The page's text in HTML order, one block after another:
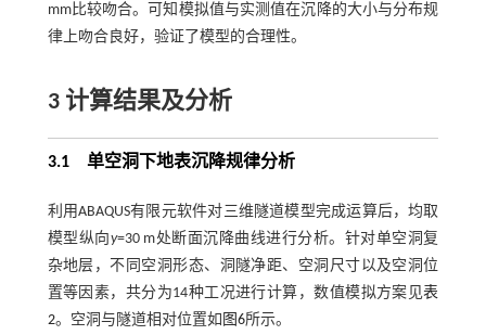
mm比较吻合。可知模拟值与实测值在沉降的大小与分布规
律上吻合良好，验证了模型的合理性。
3 计算结果及分析
3.1单空洞下地表沉降规律分析
利用ABAQUS有限元软件对三维隧道模型完成运算后，均取
模型纵向y=30 m处断面沉降曲线进行分析。针对单空洞复
杂地层，不同空洞形态、洞隧净距、空洞尺寸以及空洞位
置等因素，共分为14种工况进行计算，数值模拟方案见表
2。空洞与隧道相对位置如 图6所示。